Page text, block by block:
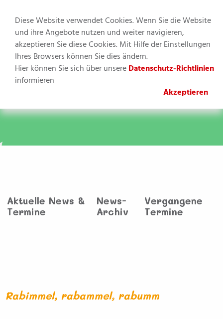
MENU
Diese Website verwendet Cookies. Wenn Sie die Website
und ihre Angebote nutzen und weiter navigieren,
akzeptieren Sie diese Cookies. Mit Hilfe der Einstellungen
Ihres Browsers können Sie dies ändern.
Hier können Sie sich über unsereDatenschutz-Richtlinien
informieren
Akzeptieren
Sie befinden sich hier: Kinderbetreuung»Krippe»News &
Termine
Aktuelle News &
Termine
News-
Archiv
Vergangene
Termine
Rabimmel, rabammel, rabumm